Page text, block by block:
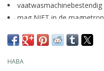
vaatwasmachinebestendig
mag NIET in de magnetron
HABA